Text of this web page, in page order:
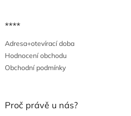
****
Adresa+otevírací doba
Hodnocení obchodu
Obchodní podmínky
Proč právě u nás?